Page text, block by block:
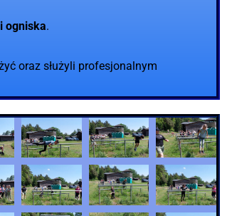
ogniska.
oraz służyli profesjonalnym